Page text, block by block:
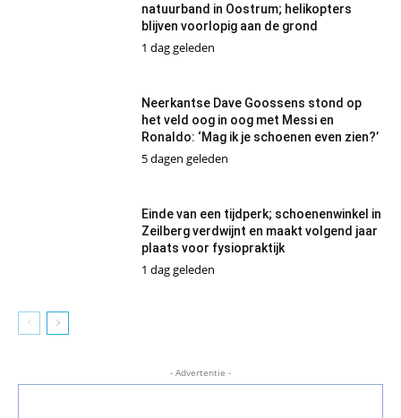
natuurband in Oostrum; helikopters
blijven voorlopig aan de grond
1 dag geleden
Neerkantse Dave Goossens stond op
het veld oog in oog met Messi en
Ronaldo: ‘Mag ik je schoenen even zien?’
5 dagen geleden
Einde van een tijdperk; schoenenwinkel in
Zeilberg verdwijnt en maakt volgend jaar
plaats voor fysiopraktijk
1 dag geleden
- Advertentie -